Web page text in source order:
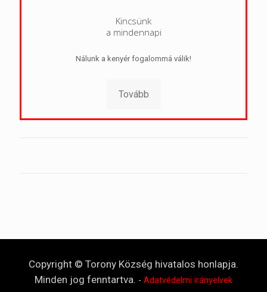
Kincsünk
a mindennapi
Nálunk a kenyér fogalommá válik!
Tovább
Copyright © Torony Község hivatalos honlapja.
Minden jog fenntartva. - Adatvédelmi irányelvek